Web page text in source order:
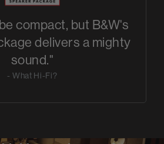
compact, but B&W's
delivers a mighty
sound."
- What Hi-Fi?